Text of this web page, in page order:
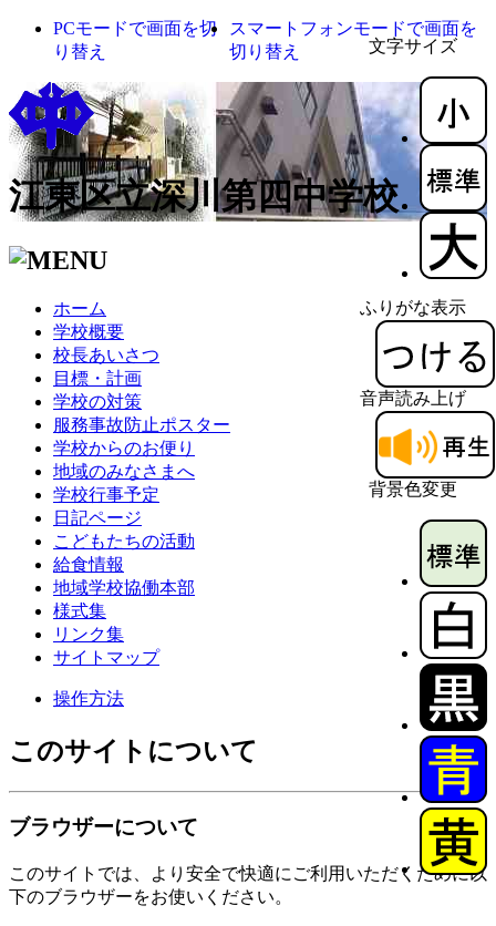
文字サイズ
ふりがな表示
音声読み上げ
背景色変更
PCモードで画面を切
り替え
スマートフォンモードで画面を
切り替え
江東区立深川第四中学校
ホーム
学校概要
校長あいさつ
目標・計画
学校の対策
服務事故防止ポスター
学校からのお便り
地域のみなさまへ
学校行事予定
日記ページ
こどもたちの活動
給食情報
地域学校協働本部
様式集
リンク集
サイトマップ
操作方法
このサイトについて
ブラウザーについて
このサイトでは、より安全で快適にご利用いただくために以
下のブラウザーをお使いください。